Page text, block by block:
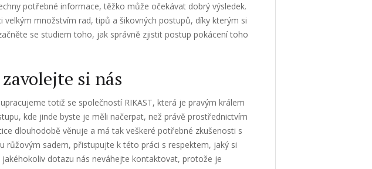
potřebné informace, těžko může očekávat dobrý výsledek.
množstvím rad, tipů a šikovných postupů, díky kterým si
se studiem toho, jak správně zjistit postup pokácení toho
si nás
totiž se společností RIKAST, která je pravým králem
kde jinde byste je měli načerpat, než právě prostřednictvím
dlouhodobě věnuje a má tak veškeré potřebné zkušenosti s
sadem, přistupujte k této práci s respektem, jaký si
dotazu nás neváhejte kontaktovat, protože je